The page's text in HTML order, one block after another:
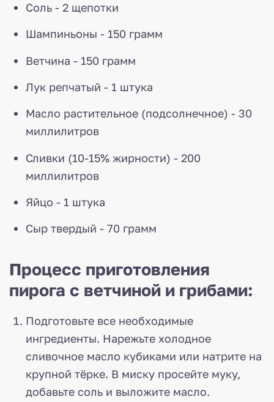
Соль - 2 щепотки
Шампиньоны - 150 грамм
Ветчина - 150 грамм
Лук репчатый - 1 штука
Масло растительное (подсолнечное) - 30
миллилитров
Сливки (10-15% жирности) - 200
миллилитров
Яйцо - 1 штука
Сыр твердый - 70 грамм
Процесс приготовления
пирога с ветчиной и грибами:
Подготовьте все необходимые
ингредиенты. Нарежьте холодное
сливочное масло кубиками или натрите на
крупной тёрке. В миску просейте муку,
добавьте соль и выложите масло.